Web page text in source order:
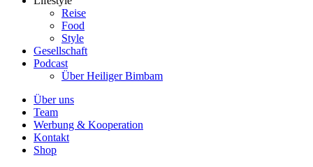
Reise
Food
Style
Gesellschaft
Podcast
Über Heiliger Bimbam
Über uns
Team
Werbung & Kooperation
Kontakt
Shop